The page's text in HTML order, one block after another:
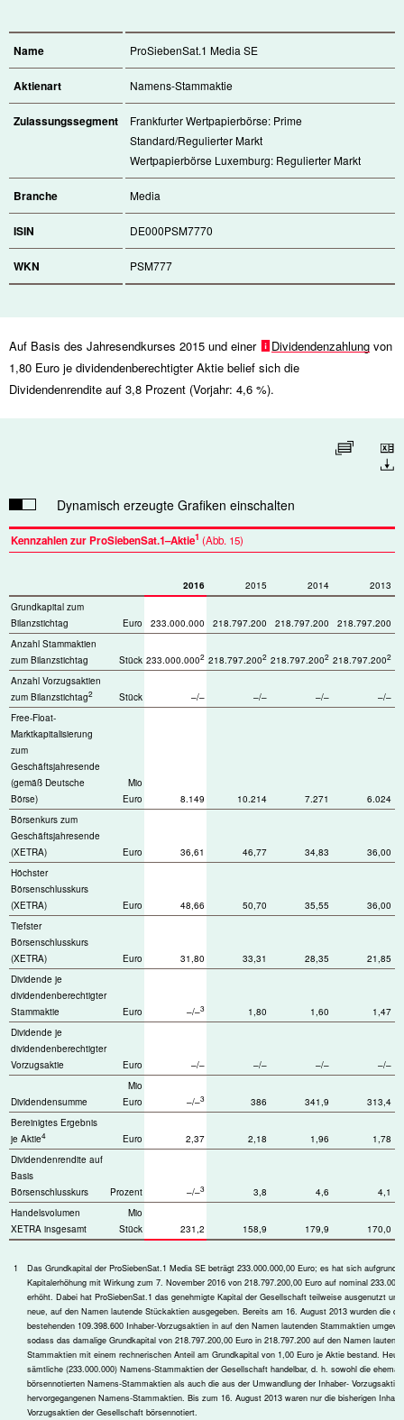
Name ProSiebenSat.1 Media SE
Aktienart Namens-Stammaktie
Zulassungssegment
Frankfurter Wertpapierbörse: Prime
Standard/Regulierter Markt
Wertpapierbörse Luxemburg: Regulierter Markt
Branche Media
ISIN DE000PSM7770
WKN PSM777
Auf Basis des Jahresendkurses 2015 und einer Dividendenzahlung von
1,80 Euro je dividendenberechtigter Aktie belief sich die
Dividendenrendite auf 3,8 Prozent (Vorjahr: 4,6 %).
Tabelle vergrößern Download
Dynamisch erzeugte Grafiken einschalten
Kennzahlen zur ProSiebenSat.1–Aktie1 (Abb. 15)
2016 2015 2014 2013
1
Das Grundkapital der ProSiebenSat.1 Media SE beträgt 233.000.000,00 Euro; es hat sich aufgrund
Kapitalerhöhung mit Wirkung zum 7. November 2016 von 218.797.200,00 Euro auf nominal
erhöht. Dabei hat ProSiebenSat.1 das genehmigte Kapital der Gesellschaft teilweise ausgenutzt
neue, auf den Namen lautende Stückaktien ausgegeben. Bereits am 16. August 2013 wurden die
bestehenden 109.398.600 Inhaber-Vorzugsaktien in auf den Namen lautenden Stammaktien
sodass das damalige Grundkapital von 218.797.200,00 Euro in 218.797.200 auf den Namen lautende
Stammaktien mit einem rechnerischen Anteil am Grundkapital von 1,00 Euro je Aktie bestand.
sämtliche (233.000.000) Namens-Stammaktien der Gesellschaft handelbar, d. h. sowohl die
börsennotierten Namens-Stammaktien als auch die aus der Umwandlung der Inhaber- Vorzugsaktien
hervorgegangenen Namens-Stammaktien. Bis zum 16. August 2013 waren nur die bisherigen
Vorzugsaktien der Gesellschaft börsennotiert.
Grundkapital zum
Bilanzstichtag
Euro 233.000.000 218.797.200 218.797.200 218.797.200
Anzahl Stammaktien
zum Bilanzstichtag
Stück 233.000.0002 218.797.2002 218.797.2002 218.797.2002
Anzahl Vorzugsaktien
zum Bilanzstichtag2 Stück –/– –/– –/– –/–
Free-Float-
Marktkapitalisierung
zum
Geschäftsjahresende
(gemäß Deutsche
Börse)
Mio
Euro
8.149 10.214 7.271
6.024
Börsenkurs zum
Geschäftsjahresende
(XETRA)
Euro 36,61 46,77 34,83
36,00
Höchster
Börsenschlusskurs
(XETRA)
Euro 48,66 50,70 35,55
36,00
Tiefster
Börsenschlusskurs
(XETRA)
Euro 31,80 33,31 28,35
21,85
Dividende je
dividendenberechtigter
Stammaktie
Euro –/–3 1,80 1,60
1,47
Dividende je
dividendenberechtigter
Vorzugsaktie
Euro –/– –/– –/– –/–
Dividendensumme
Mio
Euro
–/–3 386 341,9
313,4
Bereinigtes Ergebnis
je Aktie4 Euro 2,37 2,18 1,96
1,78
Dividendenrendite auf
Basis
Börsenschlusskurs
Prozent –/–3 3,8 4,6
4,1
Handelsvolumen
XETRA insgesamt
Mio
Stück
231,2 158,9 179,9 170,0